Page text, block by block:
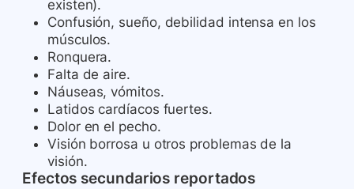
existen).
Confusión, sueño, debilidad intensa en los
músculos.
Ronquera.
Falta de aire.
Náuseas, vómitos.
Latidos cardíacos fuertes.
Dolor en el pecho.
Visión borrosa u otros problemas de la
visión.
Efectos secundarios reportados